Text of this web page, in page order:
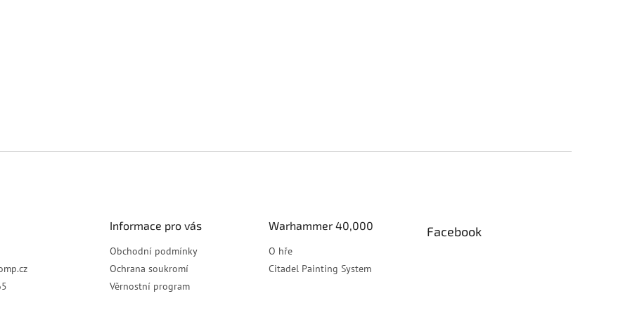
Informace pro vás
Obchodní podmínky
Ochrana soukromí
Věrnostní program
Warhammer 40,000
O hře
Citadel Painting System
Facebook